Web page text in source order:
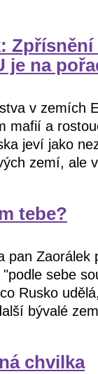
je na
v zemích
mafií a
jeví jako
zemí, ale
tebe?
pan Zaorálek
sebe
Rusko
bývalé
chvilka